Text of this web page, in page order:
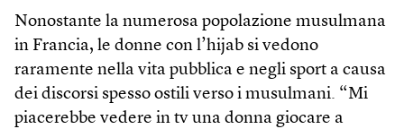
Nonostante la numerosa popolazione musulmana
in Francia, le donne con l’hijab si vedono
raramente nella vita pubblica e negli sport a causa
dei discorsi spesso ostili verso i musulmani. “Mi
piacerebbe vedere in tv una donna giocare a